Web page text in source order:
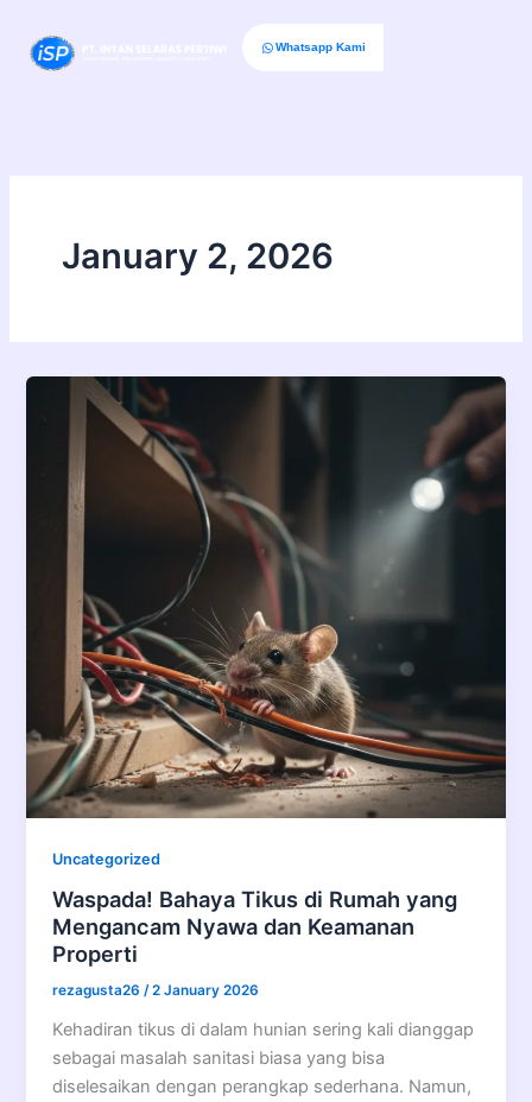
content
Whatsapp Kami
January 2, 2026
Uncategorized
Waspada! Bahaya Tikus di Rumah yang
Mengancam Nyawa dan Keamanan
Properti
rezagusta26/2 January 2026
Kehadiran tikus di dalam hunian sering kali dianggap
sebagai masalah sanitasi biasa yang bisa
diselesaikan dengan perangkap sederhana. Namun,